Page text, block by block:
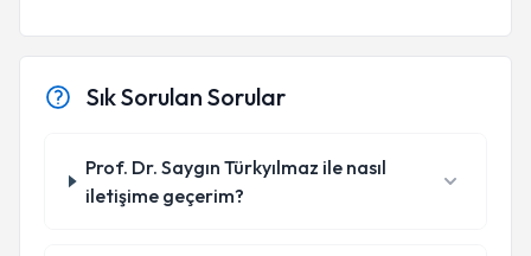
Sık Sorulan Sorular
Prof. Dr. Saygın Türkyılmaz ile nasıl
iletişime geçerim?